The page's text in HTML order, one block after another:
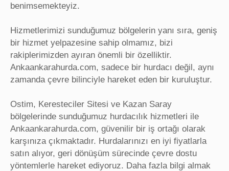
benimsemekteyiz.
Hizmetlerimizi sunduğumuz bölgelerin yanı sıra, geniş
bir hizmet yelpazesine sahip olmamız, bizi
rakiplerimizden ayıran önemli bir özelliktir.
Ankaankarahurda.com, sadece bir hurdacı değil, aynı
zamanda çevre bilinciyle hareket eden bir kuruluştur.
Ostim, Keresteciler Sitesi ve Kazan Saray
bölgelerinde sunduğumuz hurdacılık hizmetleri ile
Ankaankarahurda.com, güvenilir bir iş ortağı olarak
karşınıza çıkmaktadır. Hurdalarınızı en iyi fiyatlarla
satın alıyor, geri dönüşüm sürecinde çevre dostu
yöntemlerle hareket ediyoruz. Daha fazla bilgi almak